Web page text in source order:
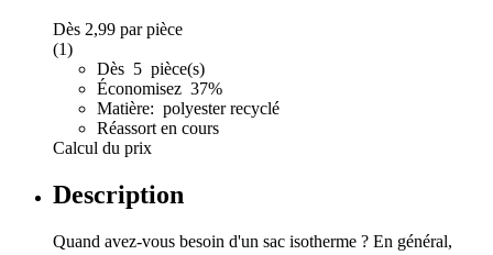
Dès 2,99 par pièce
(1)
Dès 5 pièce(s)
Économisez 37%
Matière: polyester recyclé
Réassort en cours
Calcul du prix
Description
Quand avez-vous besoin d'un sac isotherme ? En général,